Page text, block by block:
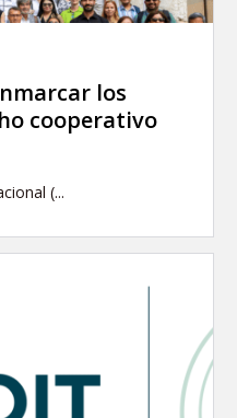
los
cooperativo
(...